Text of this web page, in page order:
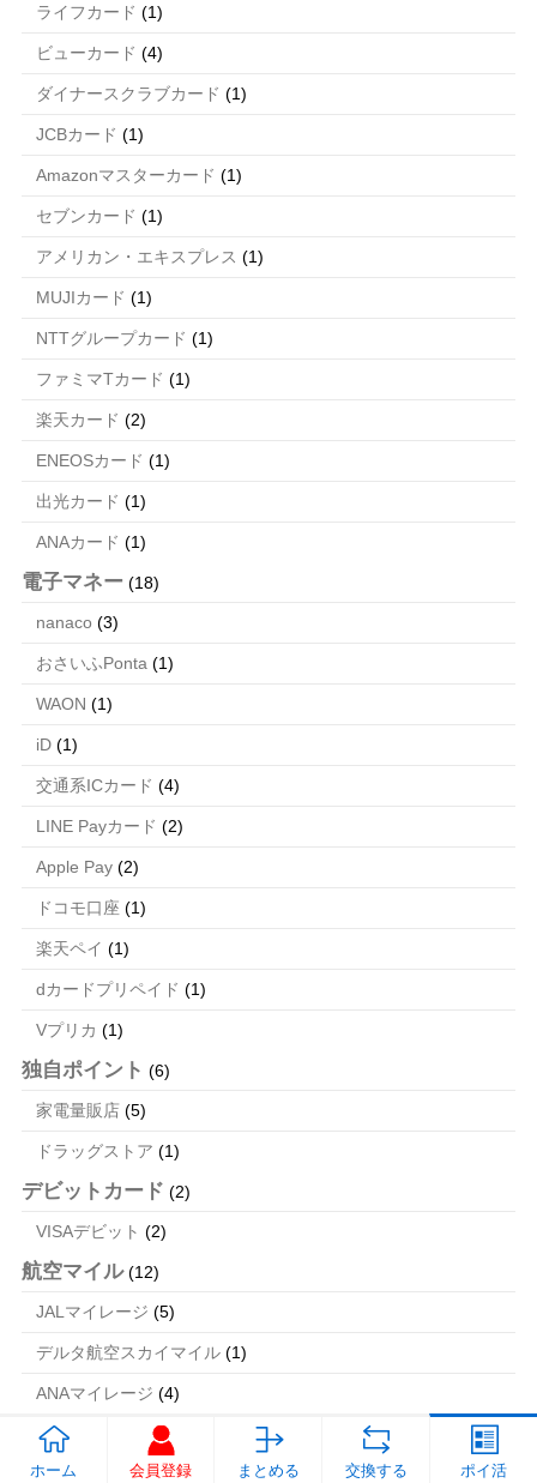
ホーム 会員登録 まとめる 交換する ポイ活
ライフカード (1)
ビューカード (4)
ダイナースクラブカード (1)
JCBカード (1)
Amazonマスターカード (1)
セブンカード (1)
アメリカン・エキスプレス (1)
MUJIカード (1)
NTTグループカード (1)
ファミマTカード (1)
楽天カード (2)
ENEOSカード (1)
出光カード (1)
ANAカード (1)
電子マネー (18)
nanaco (3)
おさいふPonta (1)
WAON (1)
iD(1)
交通系ICカード (4)
LINE Payカード (2)
Apple Pay(2)
ドコモ口座 (1)
楽天ペイ (1)
dカードプリペイド (1)
Vプリカ (1)
独自ポイント (6)
家電量販店(5)
ドラッグストア (1)
デビットカード (2)
VISAデビット (2)
航空マイル(12)
JALマイレージ (5)
デルタ航空スカイマイル(1)
ANAマイレージ (4)
ギフト券
Amazonギフト券(1)